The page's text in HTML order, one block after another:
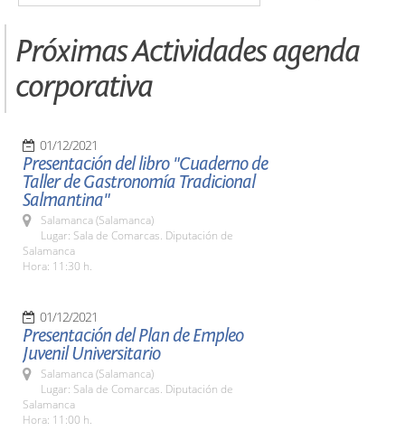
Próximas Actividades agenda
corporativa
01/12/2021
Presentación del libro "Cuaderno de
Taller de Gastronomía Tradicional
Salmantina"
Salamanca (Salamanca)
Lugar: Sala de Comarcas. Diputación de
Salamanca
Hora: 11:30 h.
01/12/2021
Presentación del Plan de Empleo
Juvenil Universitario
Salamanca (Salamanca)
Lugar: Sala de Comarcas. Diputación de
Salamanca
Hora: 11:00 h.